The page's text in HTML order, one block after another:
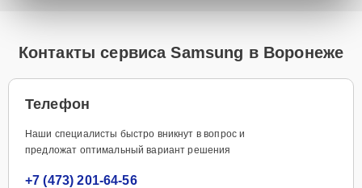
Контакты сервиса Samsung в Воронеже
Телефон
Наши специалисты быстро вникнут в вопрос и
предложат оптимальный вариант решения
+7 (473) 201-64-56